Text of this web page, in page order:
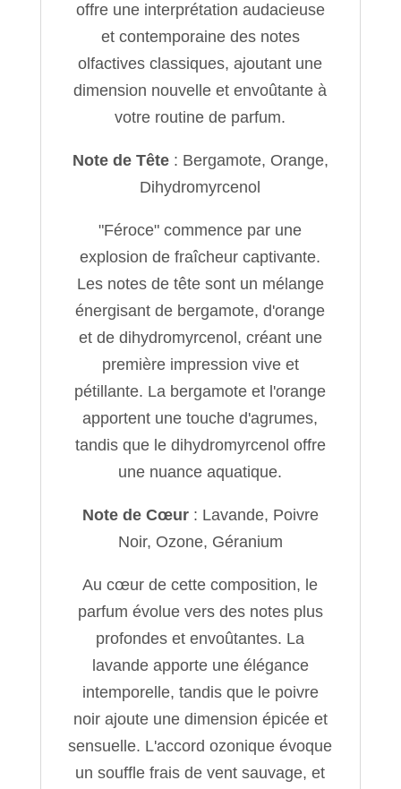
offre une interprétation audacieuse
et contemporaine des notes
olfactives classiques, ajoutant une
dimension nouvelle et envoûtante à
votre routine de parfum.
Note de Tête: Bergamote, Orange,
Dihydromyrcenol
"Féroce" commence par une
explosion de fraîcheur captivante.
Les notes de tête sont un mélange
énergisant de bergamote, d'orange
et de dihydromyrcenol, créant une
première impression vive et
pétillante. La bergamote et l'orange
apportent une touche d'agrumes,
tandis que le dihydromyrcenol offre
une nuance aquatique.
Note de Cœur: Lavande, Poivre
Noir, Ozone, Géranium
Au cœur de cette composition, le
parfum évolue vers des notes plus
profondes et envoûtantes. La
lavande apporte une élégance
intemporelle, tandis que le poivre
noir ajoute une dimension épicée et
sensuelle. L'accord ozonique évoque
un souffle frais de vent sauvage, et